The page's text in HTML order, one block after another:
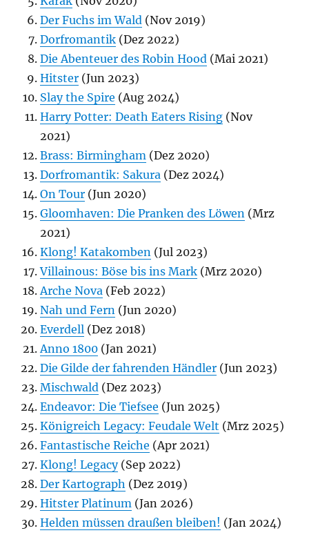
Der Fuchs im Wald (Nov 2019)
Dorfromantik (Dez 2022)
Die Abenteuer des Robin Hood (Mai 2021)
Hitster (Jun 2023)
Slay the Spire (Aug 2024)
Harry Potter: Death Eaters Rising (Nov
2021)
Brass: Birmingham (Dez 2020)
Dorfromantik: Sakura (Dez 2024)
On Tour (Jun 2020)
Gloomhaven: Die Pranken des Löwen (Mrz
2021)
Klong! Katakomben (Jul 2023)
Villainous: Böse bis ins Mark (Mrz 2020)
Arche Nova (Feb 2022)
Nah und Fern (Jun 2020)
Everdell (Dez 2018)
Anno 1800 (Jan 2021)
Die Gilde der fahrenden Händler (Jun 2023)
Mischwald (Dez 2023)
Endeavor: Die Tiefsee (Jun 2025)
Königreich Legacy: Feudale Welt (Mrz 2025)
Fantastische Reiche (Apr 2021)
Klong! Legacy(Sep 2022)
Der Kartograph (Dez 2019)
Hitster Platinum (Jan 2026)
Helden müssen draußen bleiben! (Jan 2024)